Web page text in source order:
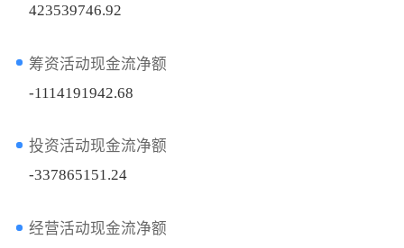
423539746.92
筹资活动现金流净额
-1114191942.68
投资活动现金流净额
-337865151.24
经营活动现金流净额